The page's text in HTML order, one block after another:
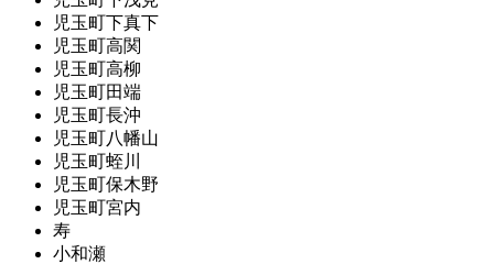
児玉町下真下
児玉町高関
児玉町高柳
児玉町田端
児玉町長沖
児玉町八幡山
児玉町蛭川
児玉町保木野
児玉町宮内
寿
小和瀬